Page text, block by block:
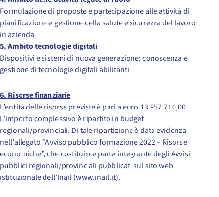
Formulazione di proposte e partecipazione alle attività di
pianificazione e gestione della salute e sicurezza del lavoro
in azienda
5. Ambito tecnologie digitali
Dispositivi e sistemi di nuova generazione; conoscenza e
gestione di tecnologie digitali abilitanti
6. Risorse finanziarie
L’entità delle risorse previste è pari a euro 13.957.710,00.
L’importo complessivo è ripartito in budget
regionali/provinciali. Di tale ripartizione è data evidenza
nell’allegato “Avviso pubblico formazione 2022 – Risorse
economiche”, che costituisce parte integrante degli Avvisi
pubblici regionali/provinciali pubblicati sul sito web
istituzionale dell’Inail (www.inail.it).